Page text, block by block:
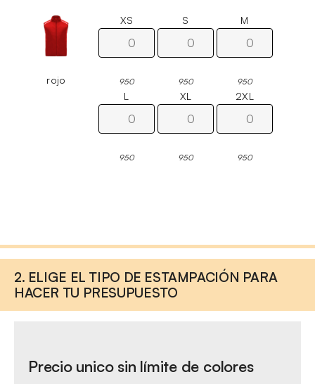
rojo
XS
950
S
950
M
950
L
950
XL
950
2XL
950
2. ELIGE EL TIPO DE ESTAMPACIÓN PARA
HACER TU PRESUPUESTO
Precio unico sin límite de colores